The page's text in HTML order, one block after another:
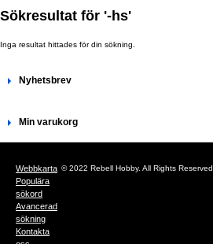
Sökresultat för '-hs'
Inga resultat hittades för din sökning.
Nyhetsbrev
Min varukorg
Webbkarta
Populära
sökord
Avancerad
sökning
Kontakta
© 2022 Rebell Hobby. All Rights Reserved.